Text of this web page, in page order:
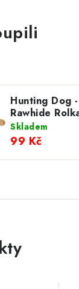
Hunting Dog -
Rawhide
hovězí kůže;
cm slaninová
Skladem
99 Kč